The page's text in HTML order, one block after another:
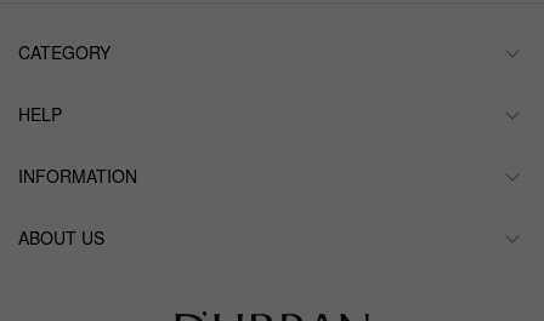
CATEGORY
HELP
INFORMATION
ABOUT US